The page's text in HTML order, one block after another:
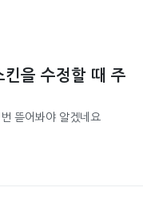
킨을 수정할 때 주
뜯어봐야 알겠네요